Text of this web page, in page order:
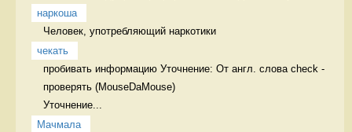
наркоша
Человек, употребляющий наркотики
чекать
пробивать информацию Уточнение: От англ. слова check -
проверять (MouseDaMouse)
Уточнение...
Мачмала